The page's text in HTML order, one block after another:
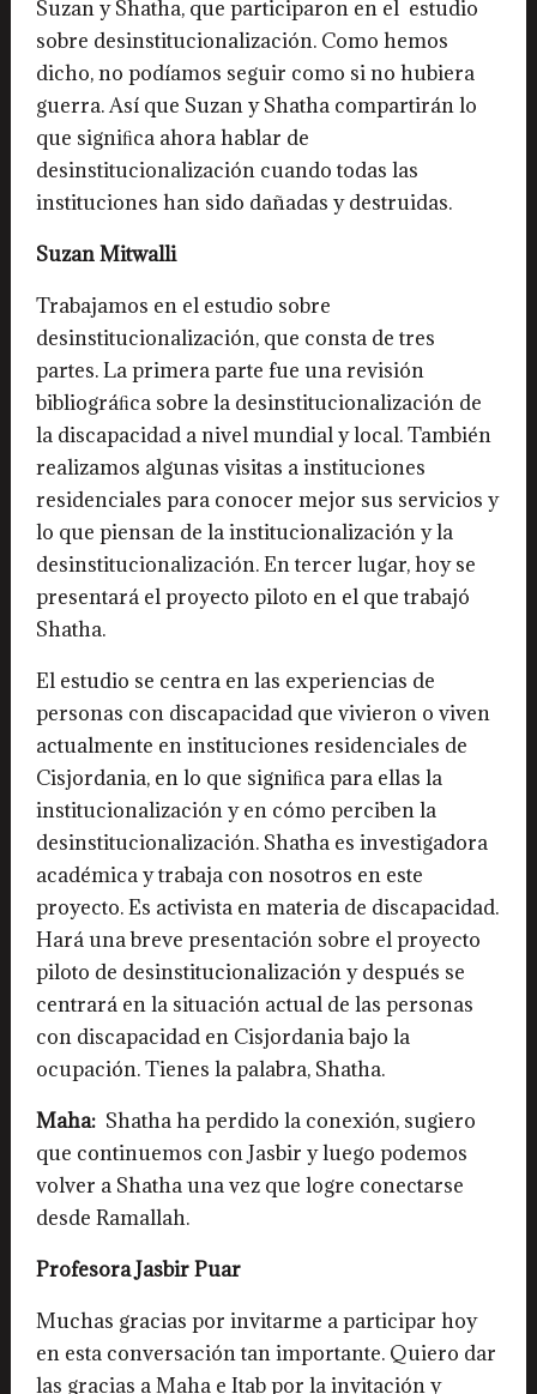
Suzan y Shatha, que participaron en el estudio
sobre desinstitucionalización. Como hemos
dicho, no podíamos seguir como si no hubiera
guerra. Así que Suzan y Shatha compartirán lo
que signiﬁca ahora hablar de
desinstitucionalización cuando todas las
instituciones han sido dañadas y destruidas.
Suzan Mitwalli
Trabajamos en el estudio sobre
desinstitucionalización, que consta de tres
partes. La primera parte fue una revisión
bibliográﬁca sobre la desinstitucionalización de
la discapacidad a nivel mundial y local. También
realizamos algunas visitas a instituciones
residenciales para conocer mejor sus servicios y
lo que piensan de la institucionalización y la
desinstitucionalización. En tercer lugar, hoy se
presentará el proyecto piloto en el que trabajó
Shatha.
El estudio se centra en las experiencias de
personas con discapacidad que vivieron o viven
actualmente en instituciones residenciales de
Cisjordania, en lo que signiﬁca para ellas la
institucionalización y en cómo perciben la
desinstitucionalización. Shatha es investigadora
académica y trabaja con nosotros en este
proyecto. Es activista en materia de discapacidad.
Hará una breve presentación sobre el proyecto
piloto de desinstitucionalización y después se
centrará en la situación actual de las personas
con discapacidad en Cisjordania bajo la
ocupación. Tienes la palabra, Shatha.
Maha: Shatha ha perdido la conexión, sugiero
que continuemos con Jasbir y luego podemos
volver a Shatha una vez que logre conectarse
desde Ramallah.
Profesora Jasbir Puar
Muchas gracias por invitarme a participar hoy
en esta conversación tan importante. Quiero dar
las gracias a Maha e Itab por la invitación y